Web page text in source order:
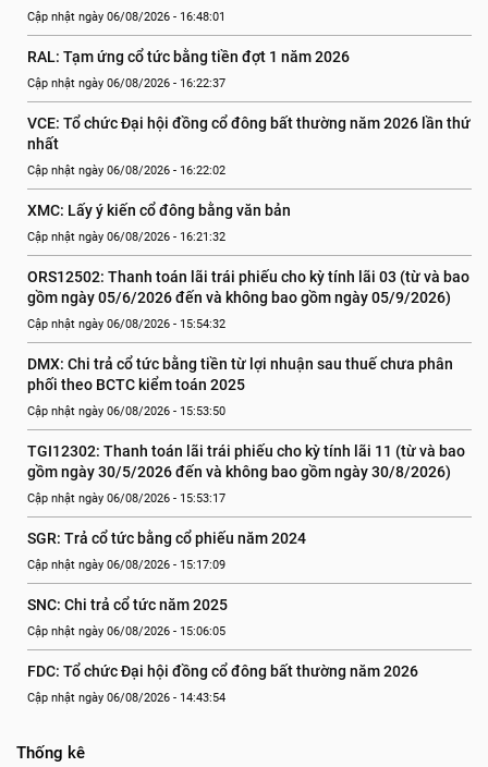
Cập nhật ngày 06/08/2026 - 16:48:01
RAL: Tạm ứng cổ tức bằng tiền đợt 1 năm 2026
Cập nhật ngày 06/08/2026 - 16:22:37
VCE: Tổ chức Đại hội đồng cổ đông bất thường năm 2026 lần thứ
nhất
Cập nhật ngày 06/08/2026 - 16:22:02
XMC: Lấy ý kiến cổ đông bằng văn bản
Cập nhật ngày 06/08/2026 - 16:21:32
ORS12502: Thanh toán lãi trái phiếu cho kỳ tính lãi 03 (từ và bao
gồm ngày 05/6/2026 đến và không bao gồm ngày 05/9/2026)
Cập nhật ngày 06/08/2026 - 15:54:32
DMX: Chi trả cổ tức bằng tiền từ lợi nhuận sau thuế chưa phân
phối theo BCTC kiểm toán 2025
Cập nhật ngày 06/08/2026 - 15:53:50
TGI12302: Thanh toán lãi trái phiếu cho kỳ tính lãi 11 (từ và bao
gồm ngày 30/5/2026 đến và không bao gồm ngày 30/8/2026)
Cập nhật ngày 06/08/2026 - 15:53:17
SGR: Trả cổ tức bằng cổ phiếu năm 2024
Cập nhật ngày 06/08/2026 - 15:17:09
SNC: Chi trả cổ tức năm 2025
Cập nhật ngày 06/08/2026 - 15:06:05
FDC: Tổ chức Đại hội đồng cổ đông bất thường năm 2026
Cập nhật ngày 06/08/2026 - 14:43:54
Thống kê